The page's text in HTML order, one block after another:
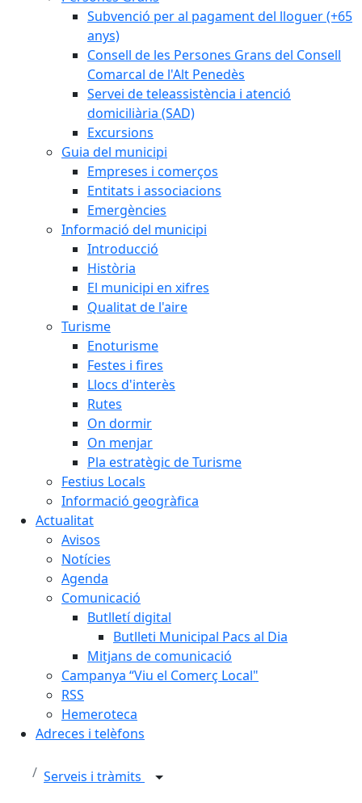
Subvenció per al pagament del lloguer (+65
anys)
Consell de les Persones Grans del Consell
Comarcal de l'Alt Penedès
Servei de teleassistència i atenció
domiciliària (SAD)
Excursions
Guia del municipi
Empreses i comerços
Entitats i associacions
Emergències
Informació del municipi
Introducció
Història
El municipi en xifres
Qualitat de l'aire
Turisme
Enoturisme
Festes i fires
Llocs d'interès
Rutes
On dormir
On menjar
Pla estratègic de Turisme
Festius Locals
Informació geogràfica
Actualitat
Avisos
Notícies
Agenda
Comunicació
Butlletí digital
Butlleti Municipal Pacs al Dia
Mitjans de comunicació
Campanya “Viu el Comerç Local"
RSS
Hemeroteca
Adreces i telèfons
Serveis i tràmits